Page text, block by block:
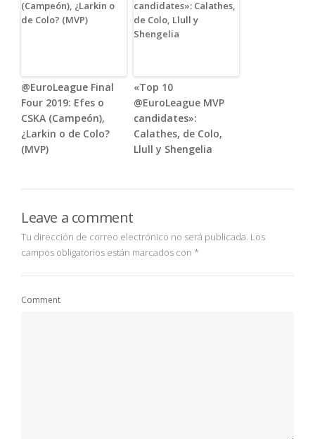
@EuroLeague Final
Four 2019: Efes o
CSKA (Campeón),
¿Larkin o de Colo?
(MVP)
«Top 10
@EuroLeague MVP
candidates»:
Calathes, de Colo,
Llull y Shengelia
Leave a comment
Tu dirección de correo electrónico no será publicada. Los
campos obligatorios están marcados con *
Comment